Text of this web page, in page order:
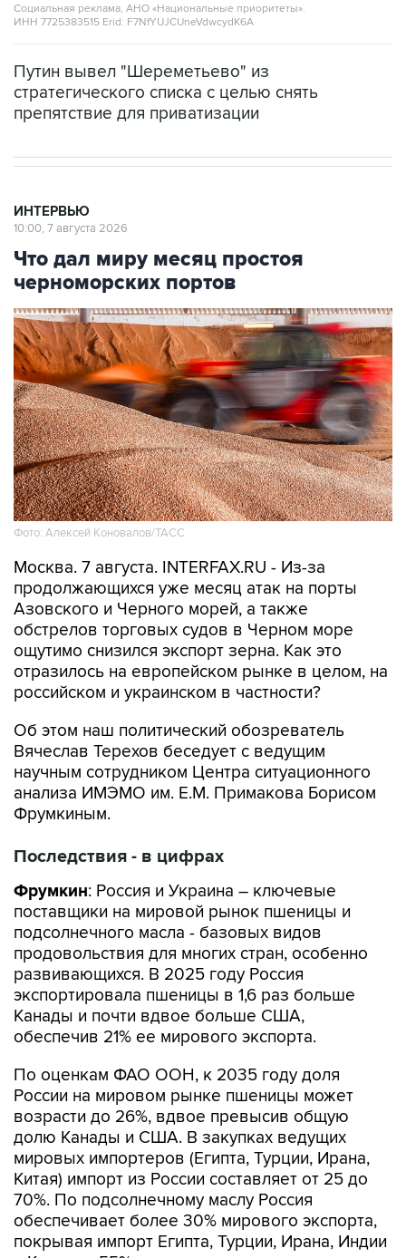
Социальная реклама, АНО «Национальные приоритеты».
ИНН 7725383515 Erid: F7NfYUJCUneVdwcydK6A
Путин вывел "Шереметьево" из
стратегического списка с целью снять
препятствие для приватизации
ИНТЕРВЬЮ
10:00, 7 августа 2026
Что дал миру месяц простоя
черноморских портов
Фото: Алексей Коновалов/ТАСС
Москва. 7 августа. INTERFAX.RU - Из-за
продолжающихся уже месяц атак на порты
Азовского и Черного морей, а также
обстрелов торговых судов в Черном море
ощутимо снизился экспорт зерна. Как это
отразилось на европейском рынке в целом, на
российском и украинском в частности?
Об этом наш политический обозреватель
Вячеслав Терехов беседует с ведущим
научным сотрудником Центра ситуационного
анализа ИМЭМО им. Е.М. Примакова Борисом
Фрумкиным.
Последствия - в цифрах
Фрумкин: Россия и Украина – ключевые
поставщики на мировой рынок пшеницы и
подсолнечного масла - базовых видов
продовольствия для многих стран, особенно
развивающихся. В 2025 году Россия
экспортировала пшеницы в 1,6 раз больше
Канады и почти вдвое больше США,
обеспечив 21% ее мирового экспорта.
По оценкам ФАО ООН, к 2035 году доля
России на мировом рынке пшеницы может
возрасти до 26%, вдвое превысив общую
долю Канады и США. В закупках ведущих
мировых импортеров (Египта, Турции, Ирана,
Китая) импорт из России составляет от 25 до
70%. По подсолнечному маслу Россия
обеспечивает более 30% мирового экспорта,
покрывая импорт Египта, Турции, Ирана, Индии